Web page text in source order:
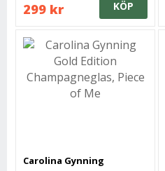
299 kr KÖP
Carolina Gynning